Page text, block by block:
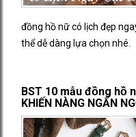
đồng hồ nữ có lịch đẹp
thể dễ dàng lựa chọn nhé.
BST 10 mẫu đồng hồ
KHIẾN NÀNG NGẨN